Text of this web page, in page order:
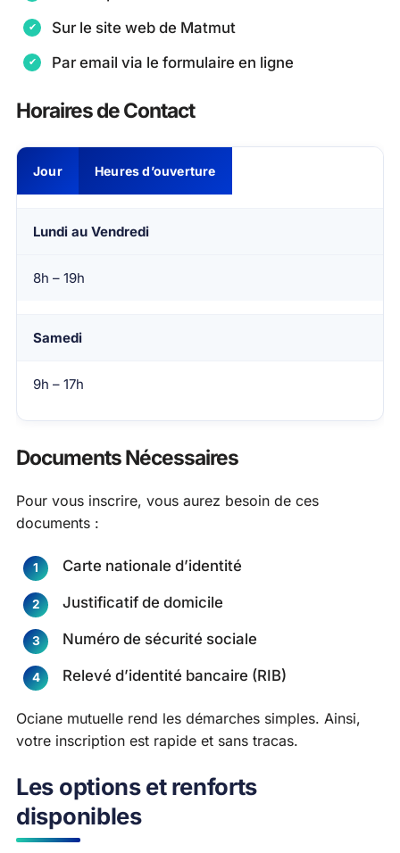
Sur le site web de Matmut
Par email via le formulaire en ligne
Horaires de Contact
Jour Heures d’ouverture
Lundi au Vendredi
8h – 19h
Samedi
9h – 17h
Documents Nécessaires
Pour vous inscrire, vous aurez besoin de ces
documents :
Carte nationale d’identité
Justificatif de domicile
Numéro de sécurité sociale
Relevé d’identité bancaire (RIB)
Ociane mutuelle rend les démarches simples. Ainsi,
votre inscription est rapide et sans tracas.
Les options et renforts
disponibles